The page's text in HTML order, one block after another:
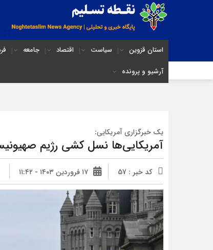
استان قزوین سیاست اقتصاد جامعه
آرشیو و پرونده
رییس
یک خبرگزاری آمریکایی:
آمریکایی‌ها نسل کشی رژیم
کد خبر : 57 ۱۷ فروردین ۱۴۰۳ - ۱۱:۴۲